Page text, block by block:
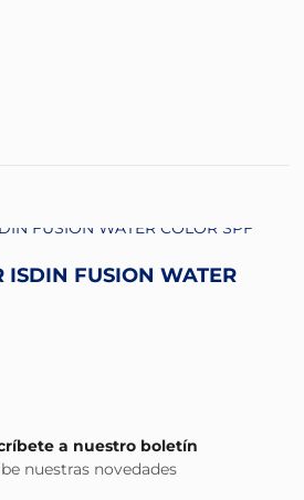
ISDIN FUSION WATER
a nuestro boletín
nuestras novedades